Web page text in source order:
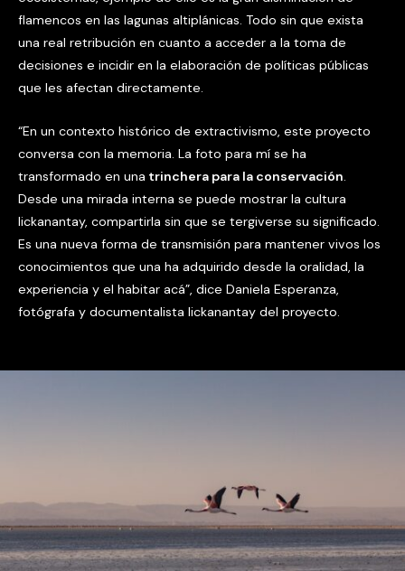
flamencos en las lagunas altiplánicas. Todo sin que exista
una real retribución en cuanto a acceder a la toma de
decisiones e incidir en la elaboración de políticas públicas
que les afectan directamente.
“En un contexto histórico de extractivismo, este proyecto
conversa con la memoria. La foto para mí se ha
transformado en una trinchera para la conservación.
Desde una mirada interna se puede mostrar la cultura
lickanantay, compartirla sin que se tergiverse su significado.
Es una nueva forma de transmisión para mantener vivos los
conocimientos que una ha adquirido desde la oralidad, la
experiencia y el habitar acá”, dice Daniela Esperanza,
fotógrafa y documentalista lickanantay del proyecto.